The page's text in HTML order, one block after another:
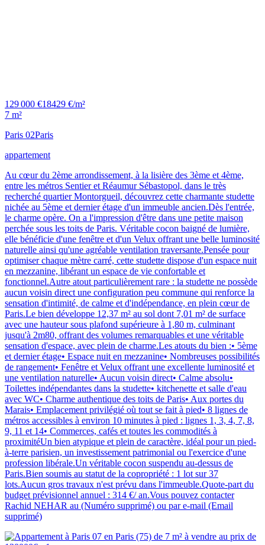
129 000 €18429 €/m²
7 m²
Paris 02Paris
appartement
Au cœur du 2ème arrondissement, à la lisière des 3ème et 4ème,
entre les métros Sentier et Réaumur Sébastopol, dans le très
recherché quartier Montorgueil, découvrez cette charmante studette
nichée au 5ème et dernier étage d'un immeuble ancien.Dès l'entrée,
le charme opère. On a l'impression d'être dans une petite maison
perchée sous les toits de Paris. Véritable cocon baigné de lumière,
elle bénéficie d'une fenêtre et d'un Velux offrant une belle luminosité
naturelle ainsi qu'une agréable ventilation traversante.Pensée pour
optimiser chaque mètre carré, cette studette dispose d'un espace nuit
en mezzanine, libérant un espace de vie confortable et
fonctionnel.Autre atout particulièrement rare : la studette ne possède
aucun voisin direct une configuration peu commune qui renforce la
sensation d'intimité, de calme et d'indépendance, en plein cœur de
Paris.Le bien développe 12,37 m² au sol dont 7,01 m² de surface
avec une hauteur sous plafond supérieure à 1,80 m, culminant
jusqu'à 2m80, offrant des volumes remarquables et une véritable
sensation d'espace, avec plein de charme.Les atouts du bien :• 5ème
et dernier étage• Espace nuit en mezzanine• Nombreuses possibilités
de rangement• Fenêtre et Velux offrant une excellente luminosité et
une ventilation naturelle• Aucun voisin direct• Calme absolu•
Toilettes indépendantes dans la studette• kitchenette et salle d'eau
avec WC• Charme authentique des toits de Paris• Aux portes du
Marais• Emplacement privilégié où tout se fait à pied• 8 lignes de
métros accessibles à environ 10 minutes à pied : lignes 1, 3, 4, 7, 8,
9, 11 et 14• Commerces, cafés et toutes les commodités à
proximitéUn bien atypique et plein de caractère, idéal pour un pied-
à-terre parisien, un investissement patrimonial ou l'exercice d'une
profession libérale.Un véritable cocon suspendu au-dessus de
Paris.Bien soumis au statut de la copropriété : 1 lot sur 37
lots.Aucun gros travaux n'est prévu dans l'immeuble.Quote-part du
budget prévisionnel annuel : 314 €/ an.Vous pouvez contacter
Rachid NEHAR au (Numéro supprimé) ou par e-mail (Email
supprimé)